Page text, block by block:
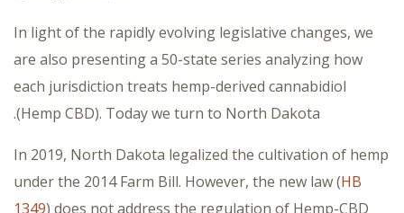
In light of the rapidly evolving legislative changes, we
are also presenting a 50-state series analyzing how
each jurisdiction treats hemp-derived cannabidiol
(Hemp CBD). Today we turn to North Dakota.
In 2019, North Dakota legalized the cultivation of hemp
under the 2014 Farm Bill. However, the new law (HB
1349) does not address the regulation of Hemp-CBD